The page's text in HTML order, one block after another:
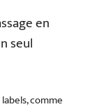
en
seul
comme